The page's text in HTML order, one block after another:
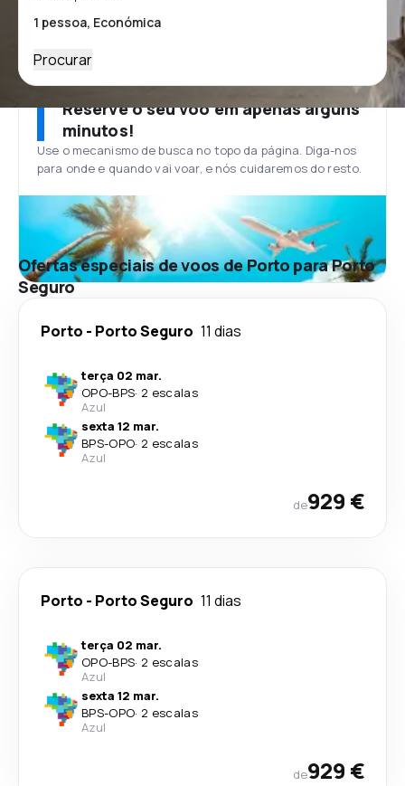
Procurar
Reserve o seu voo em apenas alguns
minutos!
Use o mecanismo de busca no topo da página. Diga-nos
para onde e quando vai voar, e nós cuidaremos do resto.
Ofertas especiais de voos de Porto para Porto
Seguro
Porto - Porto Seguro 11 dias
terça 02 mar.
OPO-BPS· 2 escalas
Azul
sexta 12 mar.
BPS-OPO· 2 escalas
Azul
de929 €
Porto - Porto Seguro 11 dias
terça 02 mar.
OPO-BPS· 2 escalas
Azul
sexta 12 mar.
BPS-OPO· 2 escalas
Azul
de929 €